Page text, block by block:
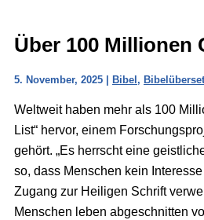
Über 100 Millionen
5. November, 2025 | Bibel,
Weltweit haben mehr als 100
List“ hervor, einem
gehört. „Es herrscht eine
so, dass Menschen kein
Zugang zur Heiligen Schrift
Menschen leben abgeschnitten